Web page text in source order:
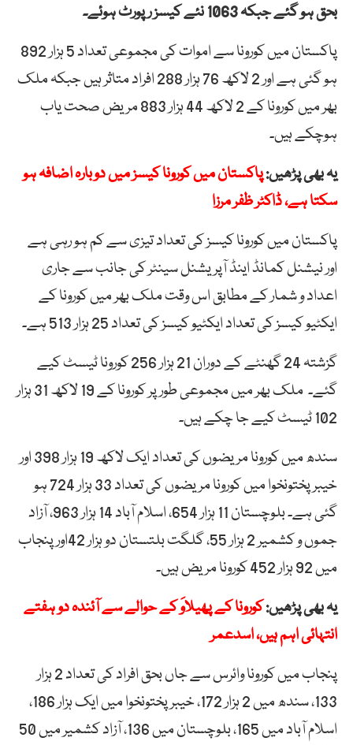
بحق ہو گئے جبکہ 1063 نئے کیسز رپورٹ ہوئے۔
پاکستان میں کورونا سے اموات کی مجموعی تعداد 5 ہزار 892
ہو گئی ہے اور 2 لاکھ 76 ہزار 288 افراد متاثر ہیں جبکہ ملک
بھر میں کورونا کے 2 لاکھ 44 ہزار 883 مریض صحت یاب
ہوچکے ہیں۔
یہ بھی پڑھیں:پاکستان میں کورونا کیسز میں دوبارہ اضافہ ہو
سکتا ہے، ڈاکٹر ظفر مرزا
پاکستان میں کورونا کیسز کی تعداد تیزی سے کم ہو رہی ہے
اور نیشنل کمانڈ اینڈ آپریشنل سینٹر کی جانب سے جاری
اعداد و شمار کے مطابق اس وقت ملک بھر میں کورونا کے
ایکٹیو کیسز کی تعداد ایکٹیو کیسز کی تعداد 25 ہزار 513 ہے۔
گزشتہ 24 گھنٹے کے دوران 21 ہزار 256 کورونا ٹیسٹ کیے
گئے۔ ملک بھر میں مجموعی طور پر کورونا کے 19 لاکھ 31 ہزار
102 ٹیسٹ کیے جا چکے ہیں۔
سندھ میں کورونا مریضوں کی تعداد ایک لاکھ 19 ہزار 398 اور
خیبر پختونخوا میں کورونا مریضوں کی تعداد 33 ہزار 724 ہو
گئی ہے۔ بلوچستان 11 ہزار 654، اسلام آباد 14 ہزار 963، آزاد
جموں و کشمیر 2 ہزار 55، گلگت بلتستان دو ہزار 42اور پنجاب
میں 92 ہزار 452 کورونا مریض ہیں۔
یہ بھی پڑھیں:کورونا کے پھیلاوَ کے حوالے سے آئندہ دو ہفتے
انتہائی اہم ہیں، اسدعمر
پنجاب میں کورونا وائرس سے جاں بحق افراد کی تعداد 2 ہزار
133، سندھ میں 2 ہزار 172، خیبر پختونخوا میں ایک ہزار 186،
اسلام آباد میں 165، بلوچستان میں 136، آزاد کشمیر میں 50